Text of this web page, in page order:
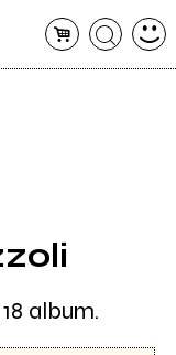
album.